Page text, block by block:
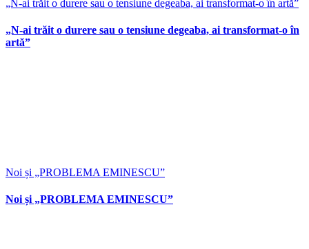
„N-ai trăit o durere sau o tensiune degeaba, ai transformat-o în artă”
„N-ai trăit o durere sau o tensiune degeaba, ai transformat-o în
artă”
Noi și „PROBLEMA EMINESCU”
Noi și „PROBLEMA EMINESCU”